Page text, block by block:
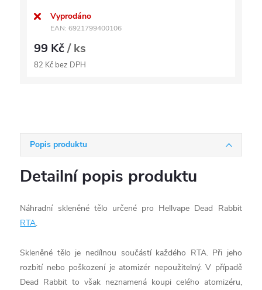
Vyprodáno
EAN: 6921799400106
99 Kč/ ks
82 Kč bez DPH
Popis produktu
Detailní popis produktu
Náhradní skleněné tělo určené pro Hellvape Dead Rabbit
RTA.
Skleněné tělo je nedílnou součástí každého RTA. Při jeho
rozbití nebo poškození je atomizér nepoužitelný. V případě
Dead Rabbit to však neznamená koupi celého atomizéru,